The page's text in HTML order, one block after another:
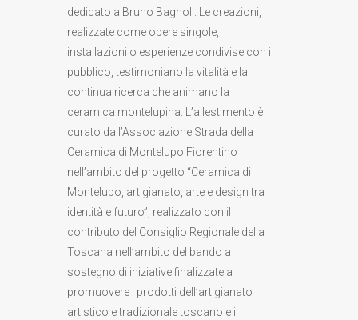
dedicato a Bruno Bagnoli. Le creazioni,
realizzate come opere singole,
installazioni o esperienze condivise con il
pubblico, testimoniano la vitalità e la
continua ricerca che animano la
ceramica montelupina. L’allestimento è
curato dall’Associazione Strada della
Ceramica di Montelupo Fiorentino
nell’ambito del progetto “Ceramica di
Montelupo, artigianato, arte e design tra
identità e futuro”, realizzato con il
contributo del Consiglio Regionale della
Toscana nell’ambito del bando a
sostegno di iniziative finalizzate a
promuovere i prodotti dell’artigianato
artistico e tradizionale toscano e i